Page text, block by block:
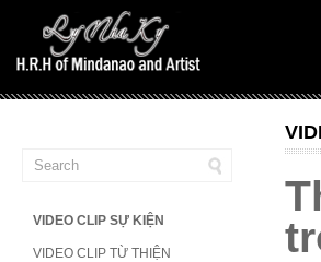
VIDEO CLIP SỰ KIỆN
VIDEO CLIP TỪ THIỆN